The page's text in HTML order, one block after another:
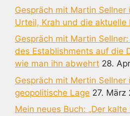
Gespräch mit Martin
Urteil, Krah und die aktuelle
Gespräch mit Martin
des Establishments auf die
wie man ihn abwehrt 28.
Gespräch mit Mertin Sellner
geopolitische Lage 27. März
Mein neues Buch: „Der kalte